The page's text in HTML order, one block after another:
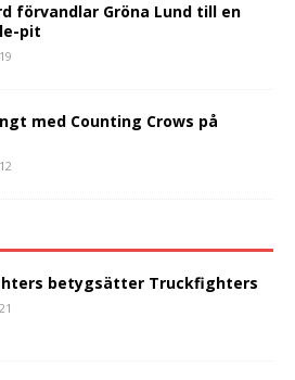
förvandlar Gröna Lund till en
pit
med Counting Crows på
betygsätter Truckfighters